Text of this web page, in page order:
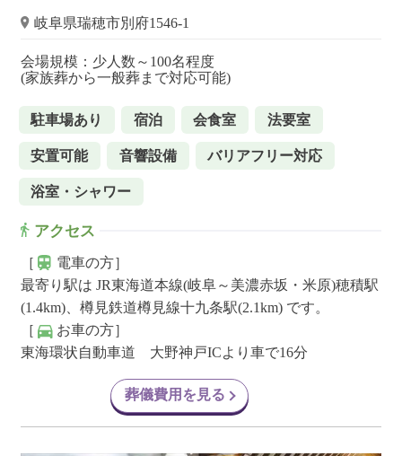
岐阜県瑞穂市別府1546-1
会場規模：少人数～100名程度
(家族葬から一般葬まで対応可能)
駐車場あり 宿泊 会食室 法要室
安置可能 音響設備 バリアフリー対応
浴室・シャワー
アクセス
［
電車の方］
最寄り駅は JR東海道本線(岐阜～美濃赤坂・米原)穂積駅
(1.4km)、樽見鉄道樽見線十九条駅(2.1km) です。
［
お車の方］
東海環状自動車道 大野神戸ICより車で16分
葬儀費用を見る